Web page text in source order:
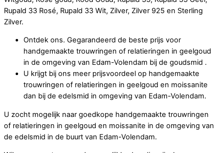
Rupald 33 Rosé, Rupald 33 Wit, Zilver, Zilver 925 en Sterling
Zilver.
Ontdek ons. Gegarandeerd de beste prijs voor
handgemaakte trouwringen of relatieringen in geelgoud
in de omgeving van Edam-Volendam bij de goudsmid .
U krijgt bij ons meer prijsvoordeel op handgemaakte
trouwringen of relatieringen in geelgoud en moissanite
dan bij de edelsmid in omgeving van Edam-Volendam.
U zocht mogelijk naar goedkope handgemaakte trouwringen
of relatieringen in geelgoud en moissanite in de omgeving van
de edelsmid in de buurt van Edam-Volendam.